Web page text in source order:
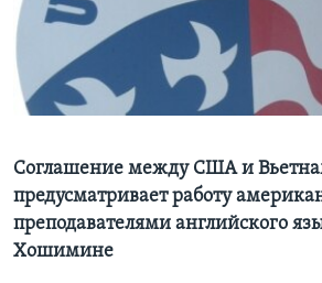
Learning English
СОЦИАЛЬНЫЕ СЕТИ
Языки
Соглашение между США и
предусматривает работу
преподавателями английского
Хошимине